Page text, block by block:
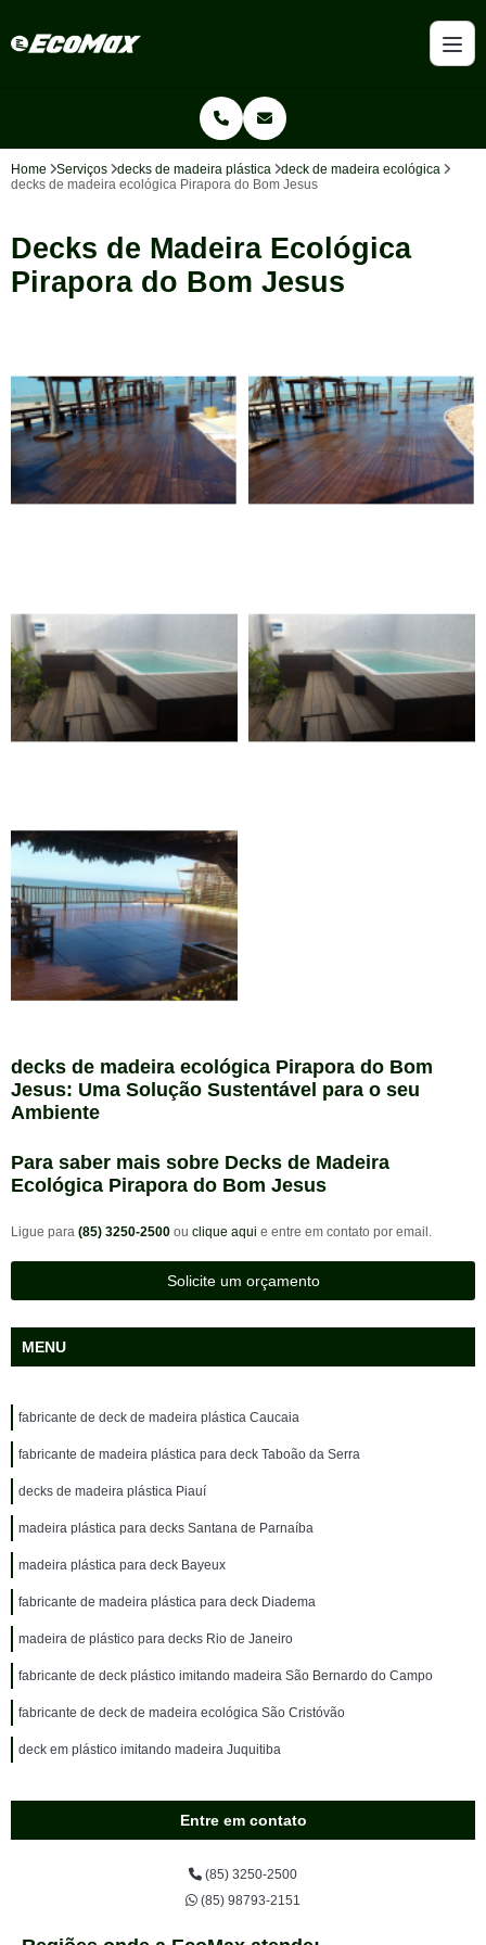
Home Serviços decks de madeira plástica
deck de madeira ecológica
decks de madeira ecológica Pirapora do Bom Jesus
Decks de Madeira Ecológica
Pirapora do Bom Jesus
decks de madeira ecológica Pirapora do Bom
Jesus: Uma Solução Sustentável para o seu
Ambiente
Para saber mais sobre Decks de Madeira
Ecológica Pirapora do Bom Jesus
Ligue para (85) 3250-2500 ou clique aqui e entre em contato por email.
Solicite um orçamento
MENU
fabricante de deck de madeira plástica Caucaia
fabricante de madeira plástica para deck Taboão da Serra
decks de madeira plástica Piauí
madeira plástica para decks Santana de Parnaíba
madeira plástica para deck Bayeux
fabricante de madeira plástica para deck Diadema
madeira de plástico para decks Rio de Janeiro
fabricante de deck plástico imitando madeira São Bernardo do Campo
fabricante de deck de madeira ecológica São Cristóvão
deck em plástico imitando madeira Juquitiba
Entre em contato
(85) 3250-2500
(85) 98793-2151